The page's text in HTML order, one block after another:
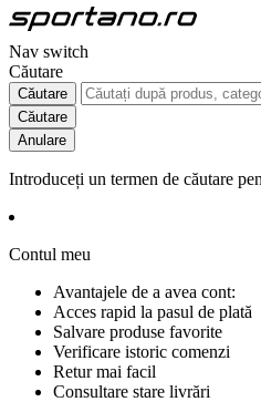
Nav switch
Căutare
Căutare
Căutare
Anulare
Introduceți un termen de căutare
Contul meu
Avantajele de a avea cont:
Acces rapid la pasul de plată
Salvare produse favorite
Verificare istoric comenzi
Retur mai facil
Consultare stare livrări